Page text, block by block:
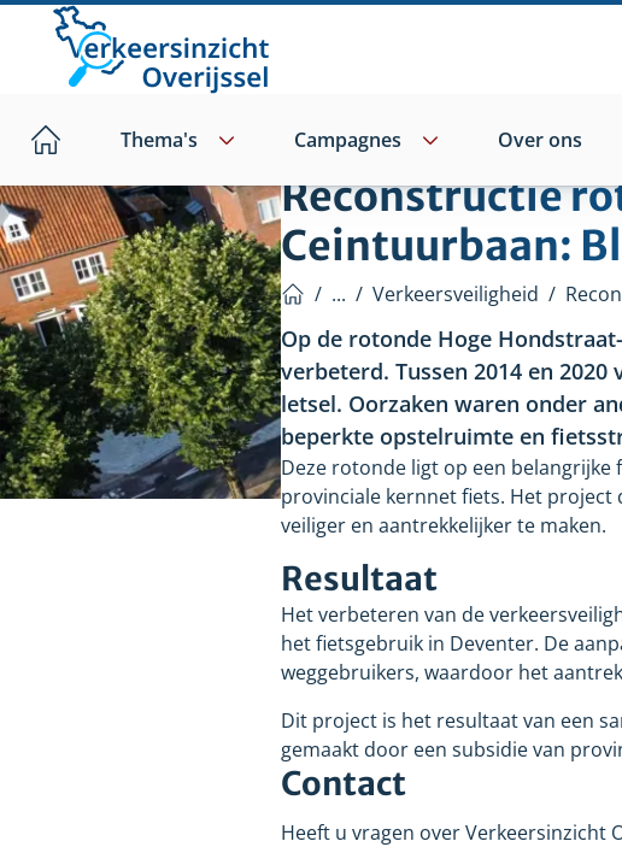
Direct
hoofdinhoud
Home
Thema's Campagnes Over ons
Reconstructie
Ceintuurbaan:
/ ... / Verkeersveiligheid /
Op de rotonde Hoge
verbeterd. Tussen 2014 en
letsel. Oorzaken waren onder
beperkte opstelruimte en
Deze rotonde ligt op een belangrijke
provinciale kernnet fiets. Het project
veiliger en aantrekkelijker te maken.
Resultaat
Het verbeteren van de
het fietsgebruik in Deventer. De
weggebruikers, waardoor het
Dit project is het resultaat van een
gemaakt door een subsidie van
Contact
Heeft u vragen over Verkeersinzicht